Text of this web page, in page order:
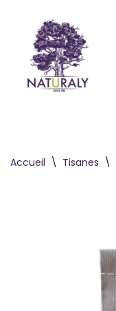
contenu
Accueil \ Tisanes \